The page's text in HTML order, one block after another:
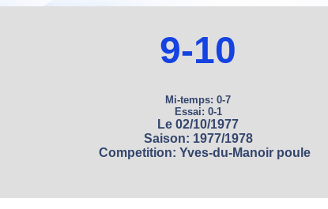
9-10
Mi-temps: 0-7
Essai: 0-1
Le 02/10/1977
Saison: 1977/1978
Competition: Yves-du-Manoir poule